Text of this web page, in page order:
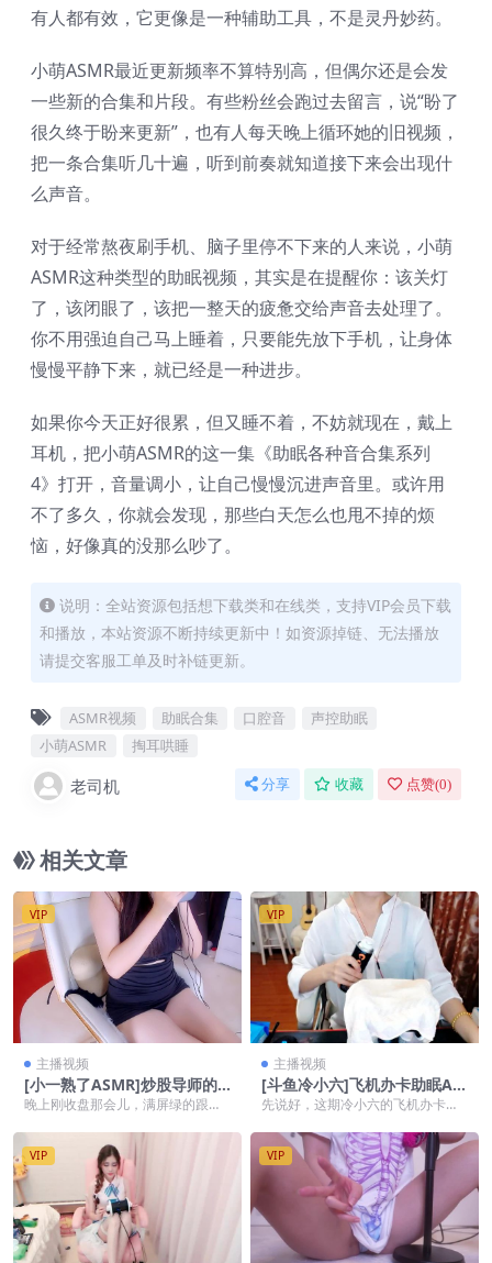
有人都有效，它更像是一种辅助工具，不是灵丹妙药。
小萌ASMR最近更新频率不算特别高，但偶尔还是会发
一些新的合集和片段。有些粉丝会跑过去留言，说“盼了
很久终于盼来更新”，也有人每天晚上循环她的旧视频，
把一条合集听几十遍，听到前奏就知道接下来会出现什
么声音。
对于经常熬夜刷手机、脑子里停不下来的人来说，小萌
ASMR这种类型的助眠视频，其实是在提醒你：该关灯
了，该闭眼了，该把一整天的疲惫交给声音去处理了。
你不用强迫自己马上睡着，只要能先放下手机，让身体
慢慢平静下来，就已经是一种进步。
如果你今天正好很累，但又睡不着，不妨就现在，戴上
耳机，把小萌ASMR的这一集《助眠各种音合集系列
4》打开，音量调小，让自己慢慢沉进声音里。或许用
不了多久，你就会发现，那些白天怎么也甩不掉的烦
恼，好像真的没那么吵了。
说明：全站资源包括想下载类和在线类，支持VIP会员下载
和播放，本站资源不断持续更新中！如资源掉链、无法播放
请提交客服工单及时补链更新。
ASMR视频 助眠合集 口腔音
声控助眠
小萌ASMR
掏耳哄睡
老司机 分享 收藏 点赞(0)
相关文章
VIP
主播视频
[小一熟了ASMR]炒股导师的
辅导
晚上刚收盘那会儿，满屏绿的跟菜
一熟了ASMR，看见...
VIP
主播视频
[斗鱼冷小六]飞机办卡助眠AS
MR视频集 2
先说好，这期冷小六的飞机办卡助
就完事的。你半...
VIP VIP